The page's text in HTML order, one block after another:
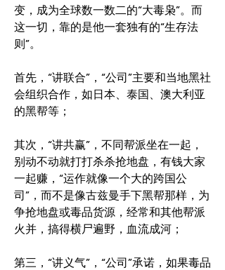
变，成为全球数一数二的“大毒枭”。而
这一切，靠的是他一套独有的“生存法
则”。
首先，“讲联合”，“公司”主要和当地黑社
会组织合作，如日本、泰国、澳大利亚
的黑帮等；
其次，“讲共赢”，不同帮派坐在一起，
别动不动就打打杀杀抢地盘，有钱大家
一起赚，“运作就像一个大的跨国公
司”，而不是像古兹曼手下黑帮那样，为
争抢地盘或毒品货源，经常和其他帮派
火并，搞得横尸遍野，血流成河；
第三，“讲义气”，“公司”承诺，如果毒品